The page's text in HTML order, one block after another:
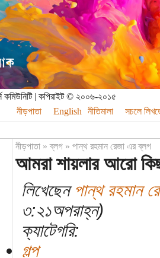
কমিউনিটি | কপিরাইট © ২০০৬-২০১৫
নীড়পাতা
English নীতিমালা সচলে
নীড়পাতা»ব্লগ» পান্থ রহমান রেজা এর ব্লগ
আমরা শায়লার আরো
লিখেছেনপান্থ রহমান
৩:২১অপরাহ্ন)
ক্যাটেগরি:
গল্প